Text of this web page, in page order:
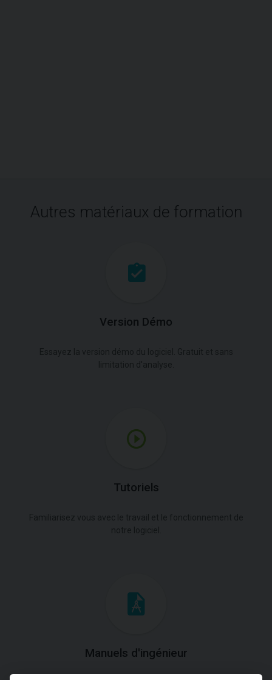
Autres matériaux de formation
Version Démo
Tutoriels
Manuels d'ingénieur